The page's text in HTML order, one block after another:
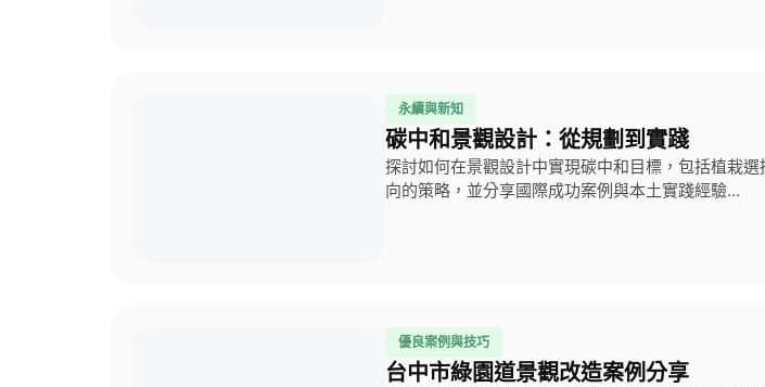
永續與新知
碳中和景觀設計：從規劃到實踐
探討如何在景觀設計中實現碳中和目標，包括植栽
向的策略，並分享國際成功案例與本土實踐經驗...
優良案例與技巧
台中市綠園道景觀改造案例分享